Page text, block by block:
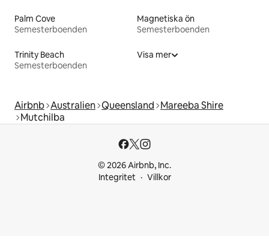
Palm Cove
Semesterboenden
Magnetiska ön
Semesterboenden
Trinity Beach
Semesterboenden
Visa mer
Airbnb Australien Queensland Mareeba Shire
Mutchilba
© 2026 Airbnb, Inc.
Integritet
Villkor